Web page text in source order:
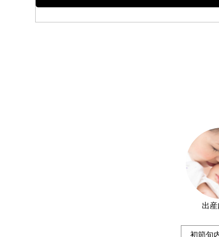
出
初節句